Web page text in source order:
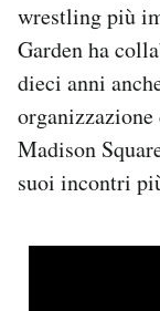
wrestling più
Garden ha
dieci anni
Madison
suoi incontri